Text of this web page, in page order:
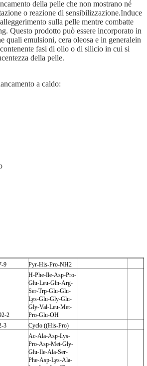
della pelle che non mostrano né
o reazione di sensibilizzazione.Induce
sulla pelle mentre combatte
Questo prodotto può essere incorporato in
quali emulsioni, cera oleosa e in generalein
fasi di olio o di silicio in cui si
della pelle.
a caldo:
9 Pyr-His-Pro-NH2
2
H-Phe-Ile-Asp-Pro-
Glu-Leu-Gln-Arg-
Ser-Trp-Glu-Glu-
Lys-Glu-Gly-Glu-
Gly-Val-Leu-Met-
Pro-Glu-OH
3
Cyclo ((His-Pro)
Ac-Ala-Asp-Lys-
Pro-Asp-Met-Gly-
Glu-Ile-Ala-Ser-
Phe-Asp-Lys-Ala-